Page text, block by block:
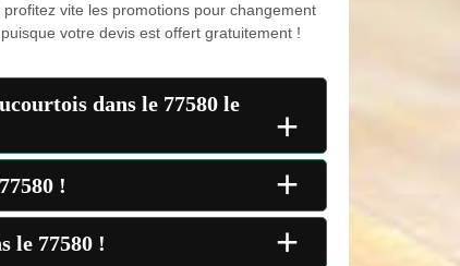
vite les promotions pour changement
votre devis est offert gratuitement !
dans le 77580 le
+
! +
le 77580 ! +